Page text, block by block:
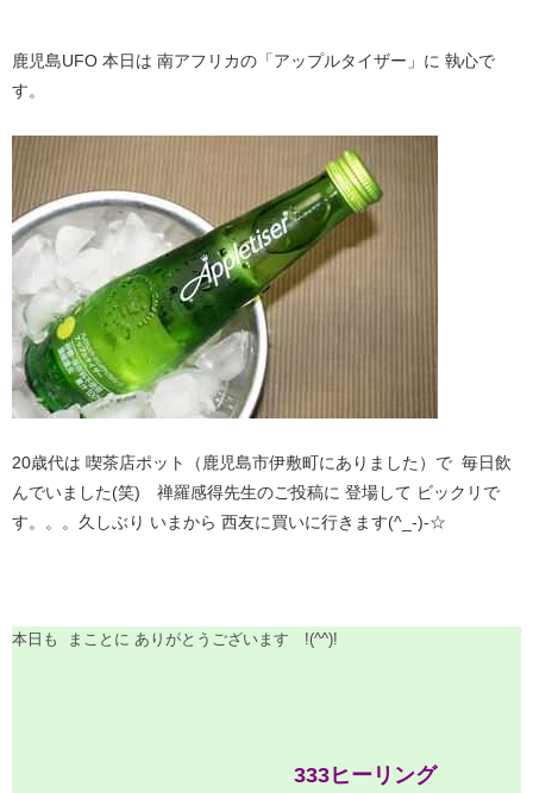
鹿児島UFO 本日は 南アフリカの「アップルタイザー」に 執心で
す。
20歳代は 喫茶店ポット（鹿児島市伊敷町にありました）で 毎日飲
んでいました(笑) 禅羅感得先生のご投稿に 登場して ビックリで
す。。。久しぶり いまから 西友に買いに行きます(^_-)-☆
本日も まことに ありがとうございます !(^^)!
333ヒーリング